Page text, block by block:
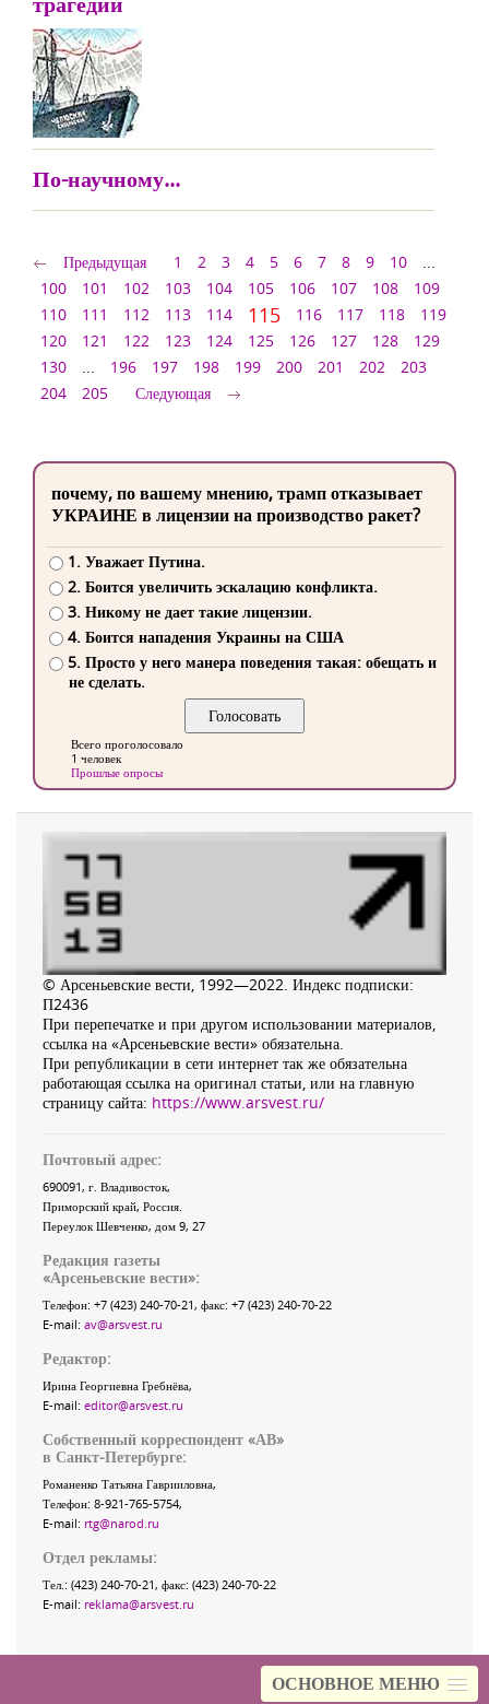
ОСНОВНОЕ МЕНЮ
По-научному...
Предыдущая 1 2 3 4 5 6 7 8 9 10
...
100
101 102 103 104 105 106 107 108
109
110
111 112 113 114 115 116 117 118
119
120
121 122 123 124 125 126 127 128
129
130
... 196 197 198 199 200 201 202
203
204
205 Следующая
почему, по вашему мнению, трамп отказывает
УКРАИНЕ в лицензии на производство ракет?
1. Уважает Путина.
2. Боится увеличить эскалацию конфликта.
3. Никому не дает такие лицензии.
4. Боится нападения Украины на США
5. Просто у него манера поведения такая: обещать и
не сделать.
Всего проголосовало
1 человек
Прошлые опросы
© Арсеньевские вести, 1992—2022. Индекс подписки:
П2436
При перепечатке и при другом использовании материалов,
ссылка на «Арсеньевские вести» обязательна.
При републикации в сети интернет так же обязательна
работающая ссылка на оригинал статьи, или на главную
страницу сайта: https://www.arsvest.ru/
Почтовый адрес:
690091, г. Владивосток,
Приморский край, Россия
Переулок Шевченко, дом 9, 27
Редакция газеты
«Арсеньевские вести»:
Телефон: +7 (423) 240-70-21, факс: +7 (423) 240-70-22
E-mail: av@arsvest.ru
Редактор:
Ирина Георгиевна Гребнёва,
E-mail: editor@arsvest.ru
Собственный корреспондент «АВ»
в Санкт-Петербурге:
Романенко Татьяна Гаврииловна,
Телефон: 8-921-765-5754,
E-mail: rtg@narod.ru
Отдел рекламы:
Тел.: (423) 240-70-21, факс: (423) 240-70-22
E-mail: reklama@arsvest.ru